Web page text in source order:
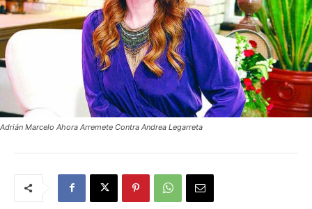
Adrián Marcelo Ahora Arremete Contra Andrea Legarreta